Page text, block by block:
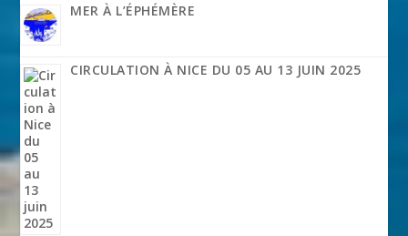
MER À L’ÉPHÉMÈRE
CIRCULATION À NICE DU 05 AU 13 JUIN 2025